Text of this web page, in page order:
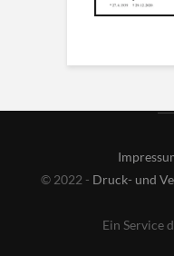
© 2022 - Druck- und
Ein Service